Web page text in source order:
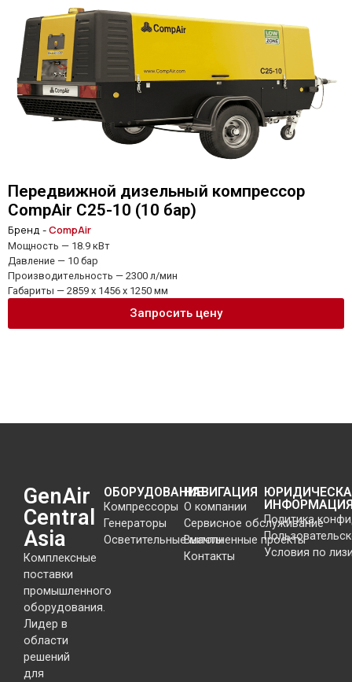
Передвижной дизельный компрессор
CompAir C25-10 (10 бар)
Бренд -CompAir
Мощность — 18.9 кВт
Давление — 10 бар
Производительность — 2300 л/мин
Габариты — 2859 x 1456 x 1250 мм
Запросить цену
GenAir
Central
Asia
Комплексные
поставки
промышленного
оборудования.
Лидер в
области
решений
для
ОБОРУДОВАНИЕ
Компрессоры
Генераторы
Осветительные мачты
НАВИГАЦИЯ
О компании
Сервисное обслуживание
Выполненные проекты
Контакты
Политика
Условия по